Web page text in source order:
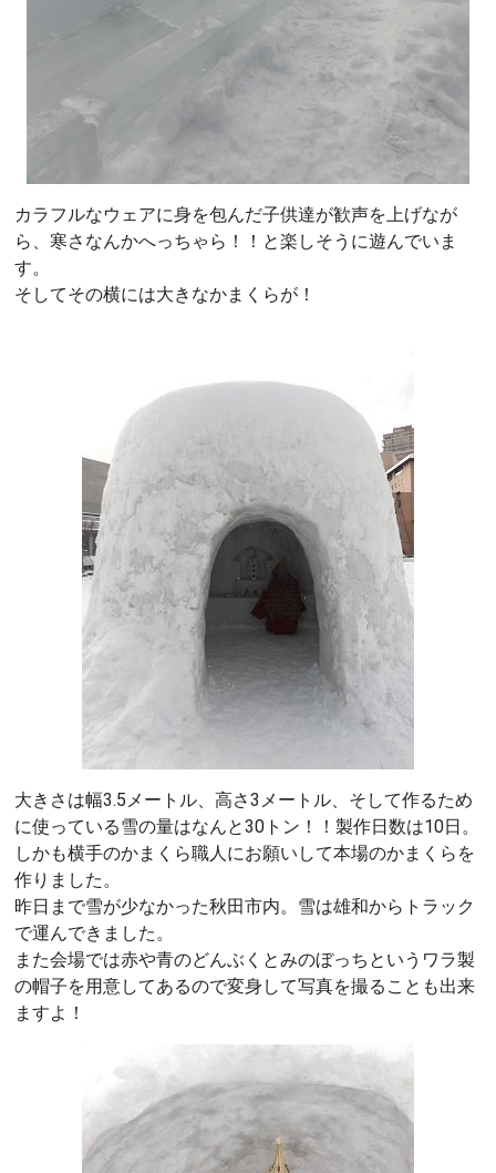
カラフルなウェアに身を包んだ子供達が歓声を上げなが
ら、寒さなんかへっちゃら！！と楽しそうに遊んでいま
す。
そしてその横には大きなかまくらが！
大きさは幅3.5メートル、高さ3メートル、そして作るため
に使っている雪の量はなんと30トン！！製作日数は10日。
しかも横手のかまくら職人にお願いして本場のかまくらを
作りました。
昨日まで雪が少なかった秋田市内。雪は雄和からトラック
で運んできました。
また会場では赤や青のどんぶくとみのぼっちというワラ製
の帽子を用意してあるので変身して写真を撮ることも出来
ますよ！